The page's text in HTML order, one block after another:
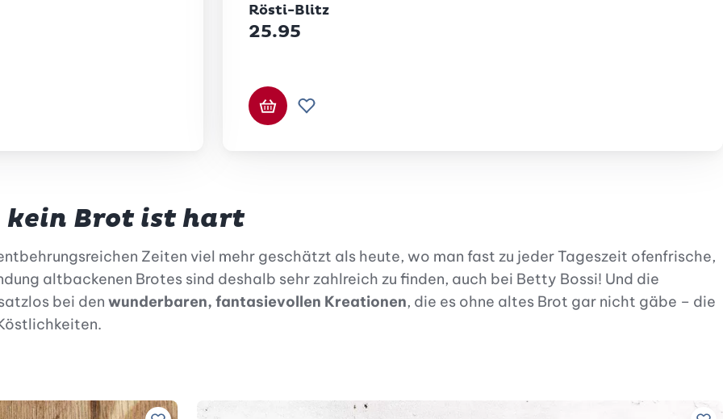
Rösti-Blitz
25.95
In den Warenkorb
Zur Wunschliste hinzufügen
Brot ist hart
Zeiten viel mehr geschätzt als heute, wo man fast zu jeder Tageszeit ofenfrische,
altbackenen Brotes sind deshalb sehr zahlreich zu finden, auch bei Betty Bossi! Und die
bei den wunderbaren, fantasievollen Kreationen, die es ohne altes Brot gar nicht gäbe – die